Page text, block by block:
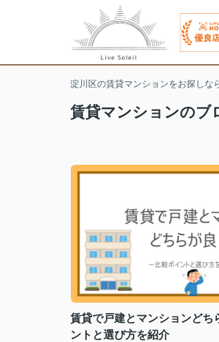
淀川区の賃貸マンションをお探しな
賃貸マンションのブ
賃貸で戸建とマンションどち
ントと選び方を紹介